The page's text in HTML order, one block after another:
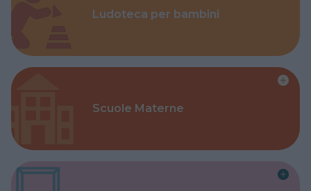
Ludoteca per bambini
Scuole Materne